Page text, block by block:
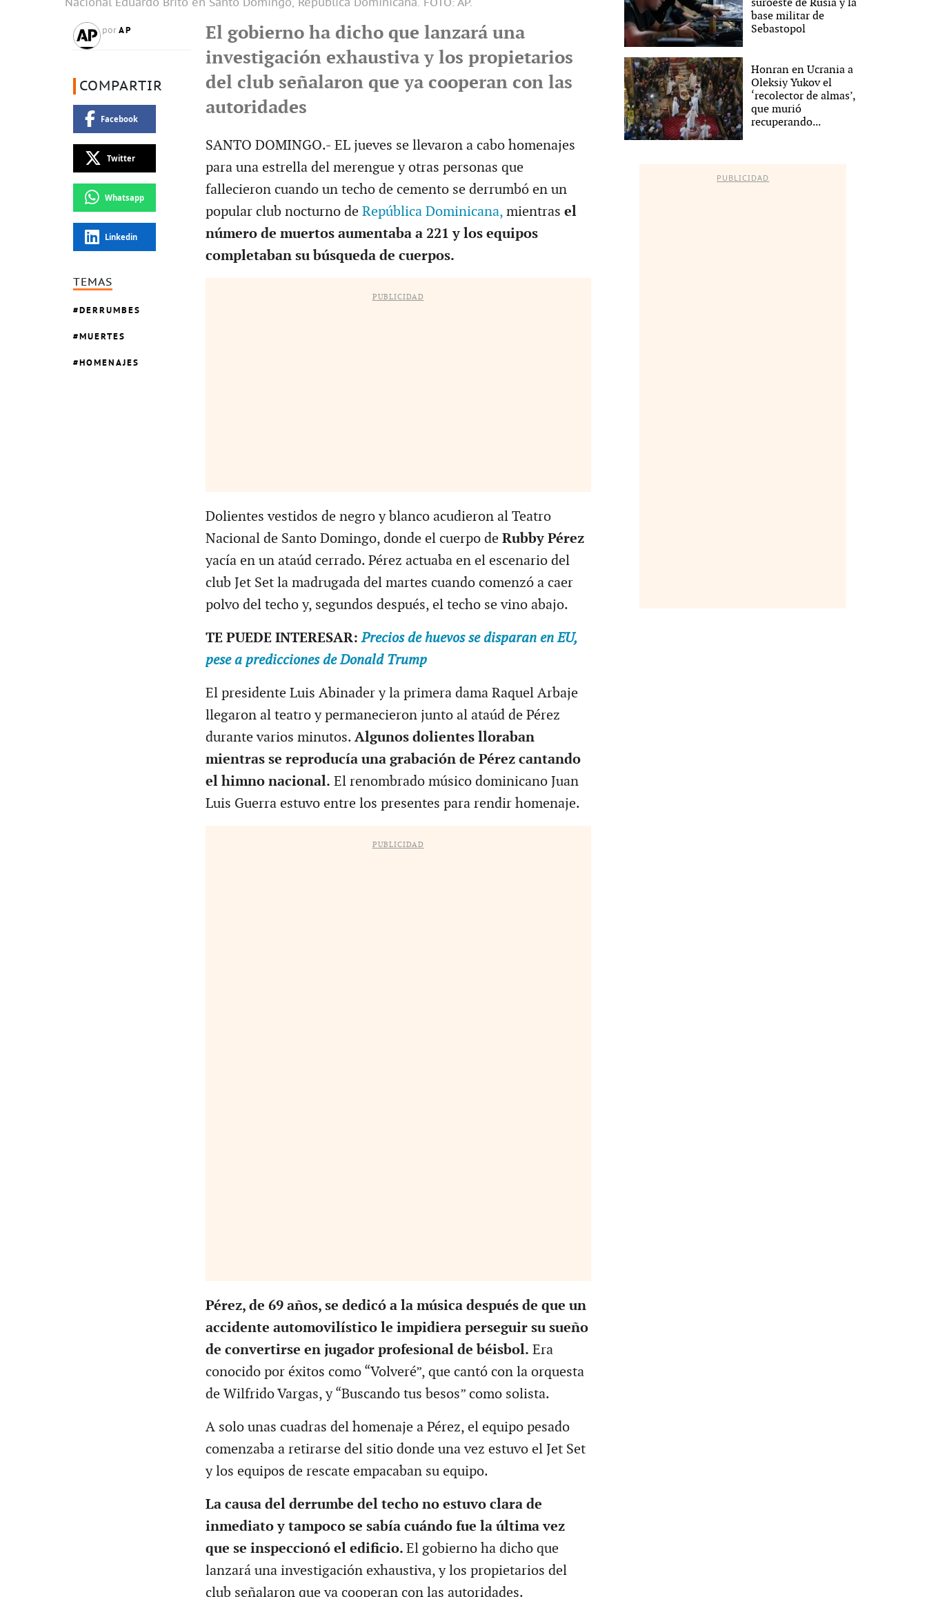
Nacional Eduardo Brito en Santo Domingo, República Dominicana. FOTO: AP.
por AP
COMPARTIR
Facebook
Twitter
Whatsapp
Linkedin
TEMAS
DERRUMBES
MUERTES
HOMENAJES
El gobierno ha dicho que lanzará una
investigación exhaustiva y los propietarios
del club señalaron que ya cooperan con las
autoridades
SANTO DOMINGO.- EL jueves se llevaron a cabo homenajes
para una estrella del merengue y otras personas que
fallecieron cuando un techo de cemento se derrumbó en un
popular club nocturno de República Dominicana,mientras el
número de muertos aumentaba a 221 y los equipos
completaban su búsqueda de cuerpos.
PUBLICIDAD
Dolientes vestidos de negro y blanco acudieron al Teatro
Nacional de Santo Domingo, donde el cuerpo de Rubby Pérez
yacía en un ataúd cerrado. Pérez actuaba en el escenario del
club Jet Set la madrugada del martes cuando comenzó a caer
polvo del techo y, segundos después, el techo se vino abajo.
TE PUEDE INTERESAR:Precios de huevos se disparan en EU,
pese a predicciones de Donald Trump
El presidente Luis Abinader y la primera dama Raquel Arbaje
llegaron al teatro y permanecieron junto al ataúd de Pérez
durante varios minutos. Algunos dolientes lloraban
mientras se reproducía una grabación de Pérez cantando
el himno nacional. El renombrado músico dominicano Juan
Luis Guerra estuvo entre los presentes para rendir homenaje.
PUBLICIDAD
Pérez, de 69 años, se dedicó a la música después de que un
accidente automovilístico le impidiera perseguir su sueño
de convertirse en jugador profesional de béisbol. Era
conocido por éxitos como “Volveré”, que cantó con la orquesta
de Wilfrido Vargas, y “Buscando tus besos” como solista.
A solo unas cuadras del homenaje a Pérez, el equipo pesado
comenzaba a retirarse del sitio donde una vez estuvo el Jet Set
y los equipos de rescate empacaban su equipo.
La causa del derrumbe del techo no estuvo clara de
inmediato y tampoco se sabía cuándo fue la última vez
que se inspeccionó el edificio. El gobierno ha dicho que
lanzará una investigación exhaustiva, y los propietarios del
club señalaron que ya cooperan con las autoridades.
suroeste de Rusia y la
base militar de
Sebastopol
Honran en Ucrania a
Oleksiy Yukov el
‘recolector de almas’,
que murió
recuperando...
PUBLICIDAD